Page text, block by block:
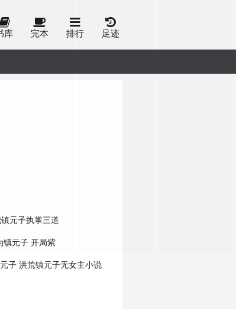
库 完本 排行 足迹
元子执掌三道
镇元子 开局紫
子 洪荒镇元子无女主小说